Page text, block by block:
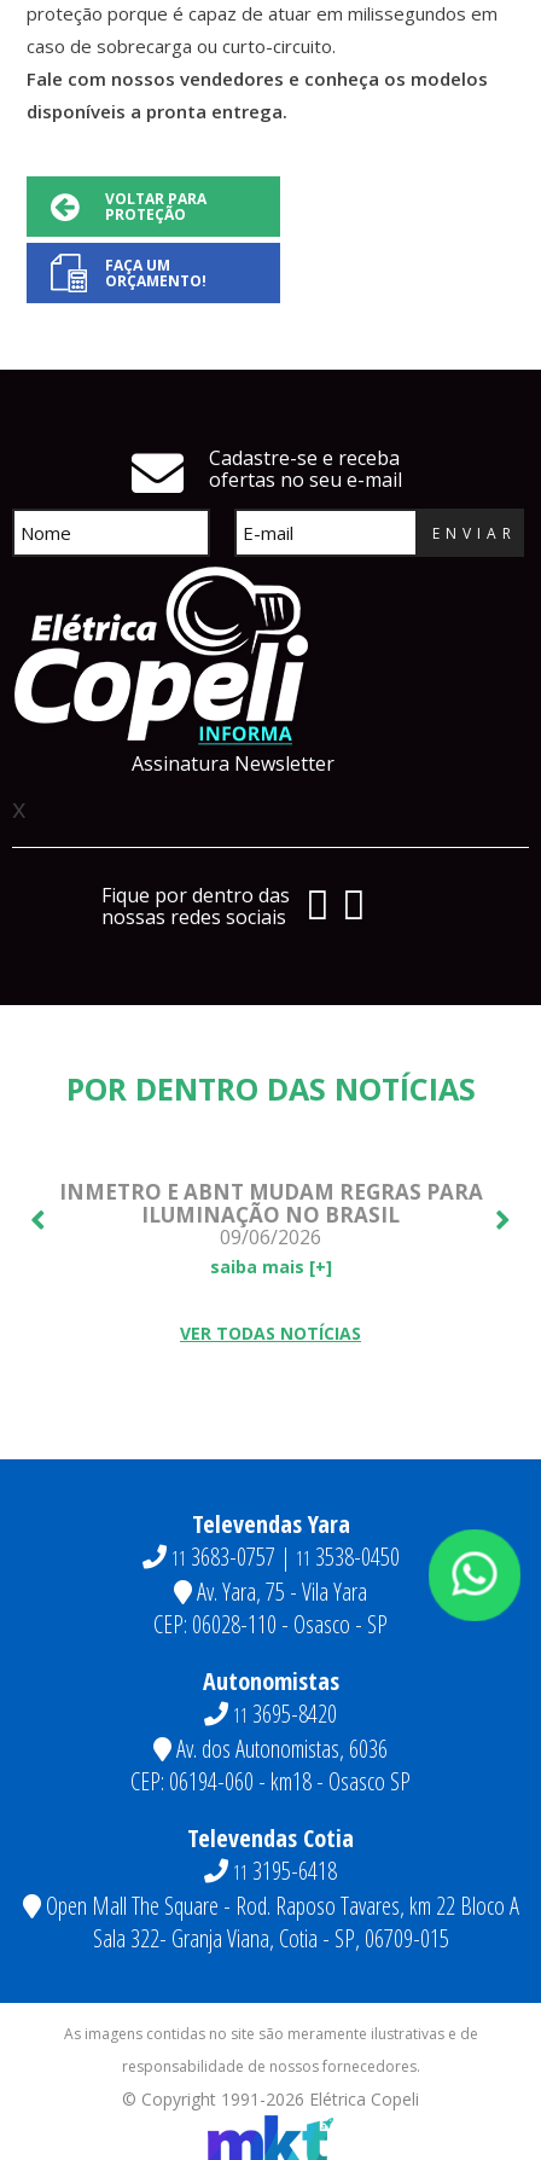
proteção porque é capaz de atuar em milissegundos em
caso de sobrecarga ou curto-circuito.
Fale com nossos vendedores e conheça os modelos
disponíveis a pronta entrega.
VOLTAR PARA
PROTEÇÃO
FAÇA UM
ORÇAMENTO!
Cadastre-se e receba
ofertas no seu e-mail
ENVIAR
Assinatura Newsletter
x
Fique por dentro das
nossas redes sociais
POR DENTRO DAS NOTÍCIAS
INMETRO E ABNT MUDAM REGRAS PARA
ILUMINAÇÃO NO BRASIL
09/06/2026
saiba mais [+]
VER TODAS NOTÍCIAS
Televendas Yara
11 3683-0757 | 11 3538-0450
Av. Yara, 75 - Vila Yara
CEP: 06028-110 - Osasco - SP
Autonomistas
11 3695-8420
Av. dos Autonomistas, 6036
CEP: 06194-060 - km18 - Osasco SP
Televendas Cotia
11 3195-6418
Open Mall The Square - Rod. Raposo Tavares, km 22 Bloco A
Sala 322- Granja Viana, Cotia - SP, 06709-015
As imagens contidas no site são meramente ilustrativas e de
responsabilidade de nossos fornecedores.
© Copyright 1991-2026 Elétrica Copeli